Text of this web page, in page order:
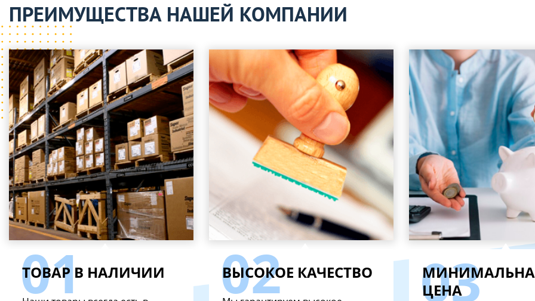
ПРЕИМУЩЕСТВА НАШЕЙ КОМПАНИИ
ТОВАР В НАЛИЧИИ ВЫСОКОЕ КАЧЕСТВО
ЦЕНА